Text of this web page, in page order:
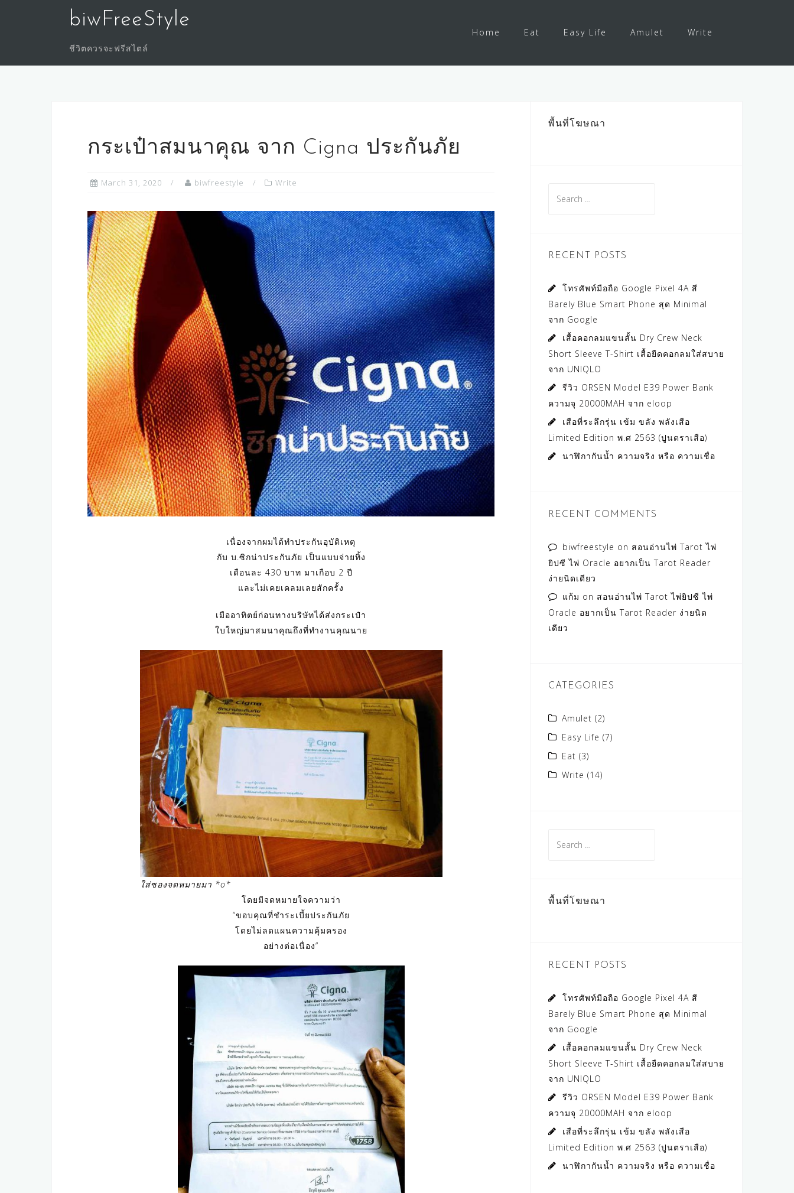
biwFreeStyle
ชีวิตควรจะฟรีสไตล์
Home Eat Easy Life Amulet Write
กระเป๋าสมนาคุณ จาก Cigna ประกันภัย
March 31, 2020 biwfreestyle Write
เนื่องจากผมได้ทำประกันอุบัติเหตุ
กับ บ.ซิกน่าประกันภัย เป็นแบบจ่ายทิ้ง
เดือนละ 430 บาท มาเกือบ 2 ปี
และไม่เคยเคลมเลยสักครั้ง
เมืออาทิตย์ก่อนทางบริษัทได้ส่งกระเป๋า
ใบใหญ่มาสมนาคุณถึงที่ทำงานคุณนาย
ใส่ซองจดหมายมา *o*
โดยมีจดหมายใจความว่า
“ขอบคุณที่ชำระเบี้ยประกันภัย
โดยไม่ลดแผนความคุ้มครอง
อย่างต่อเนื่อง”
พื้นที่โฆษณา
for:
RECENT POSTS
โทรศัพท์มือถือ Google Pixel 4A สี
Barely Blue Smart Phone สุด Minimal
จาก Google
เสื้อคอกลมแขนสั้น Dry Crew Neck
Short Sleeve T-Shirt เสื้อยืดคอกลมใส่สบาย
จาก UNIQLO
รีวิว ORSEN Model E39 Power Bank
ความจุ 20000MAH จาก eloop
เสือที่ระลึกรุ่น เข้ม ขลัง พลังเสือ
Limited Edition พ.ศ 2563 (ปูนตราเสือ)
นาฬิกากันน้ำ ความจริง หรือ ความเชื่อ
RECENT COMMENTS
biwfreestyle on สอนอ่านไพ่ Tarot ไพ่
ยิปซี ไพ่ Oracle อยากเป็น Tarot Reader
ง่ายนิดเดียว
แก้ม on สอนอ่านไพ่ Tarot ไพ่ยิปซี ไพ่
Oracle อยากเป็น Tarot Reader ง่ายนิด
เดียว
CATEGORIES
Amulet (2)
Easy Life (7)
Eat (3)
Write (14)
for:
พื้นที่โฆษณา
RECENT POSTS
โทรศัพท์มือถือ Google Pixel 4A สี
Barely Blue Smart Phone สุด Minimal
จาก Google
เสื้อคอกลมแขนสั้น Dry Crew Neck
Short Sleeve T-Shirt เสื้อยืดคอกลมใส่สบาย
จาก UNIQLO
รีวิว ORSEN Model E39 Power Bank
ความจุ 20000MAH จาก eloop
เสือที่ระลึกรุ่น เข้ม ขลัง พลังเสือ
Limited Edition พ.ศ 2563 (ปูนตราเสือ)
นาฬิกากันน้ำ ความจริง หรือ ความเชื่อ